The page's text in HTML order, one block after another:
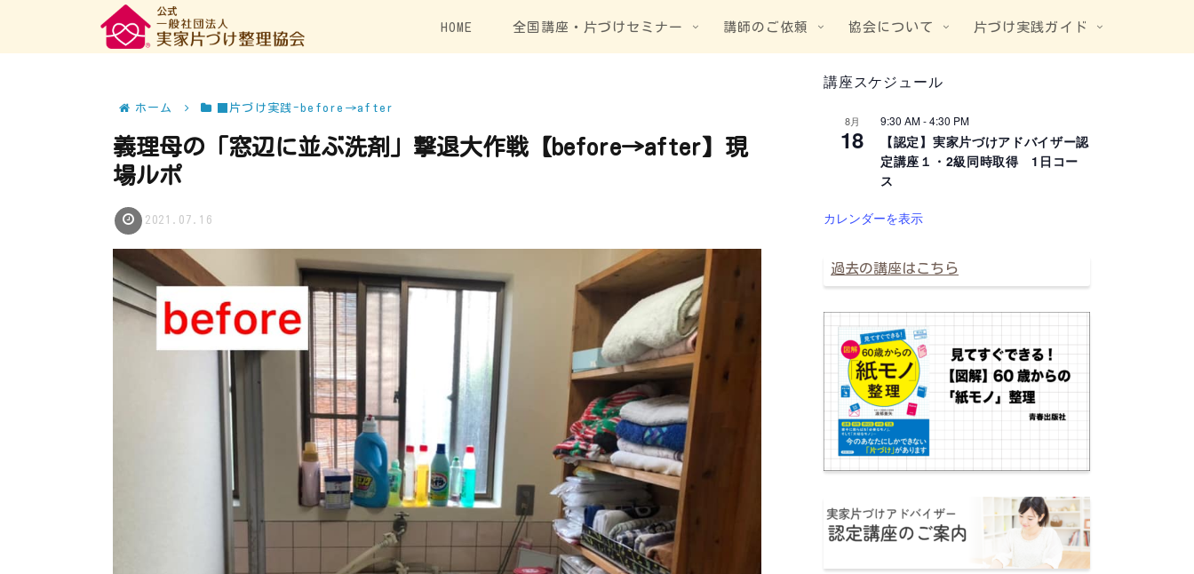
HOME 全国講座・片づけセミナー 講師のご依頼 協会について 片づけ実践ガイド
ホーム ■片づけ実践-before→after
義理母の「窓辺に並ぶ洗剤」撃退大作戦【before→after】現
場ルポ
2021.07.16
講座スケジュール
8月
18
9:30 AM-4:30 PM
【認定】実家片づけアドバイザー認
定講座１・2級同時取得 1日コー
ス
カレンダーを表示
過去の講座はこちら